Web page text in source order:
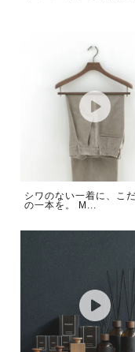
シワのない一着に、こ
の一本を。 M...